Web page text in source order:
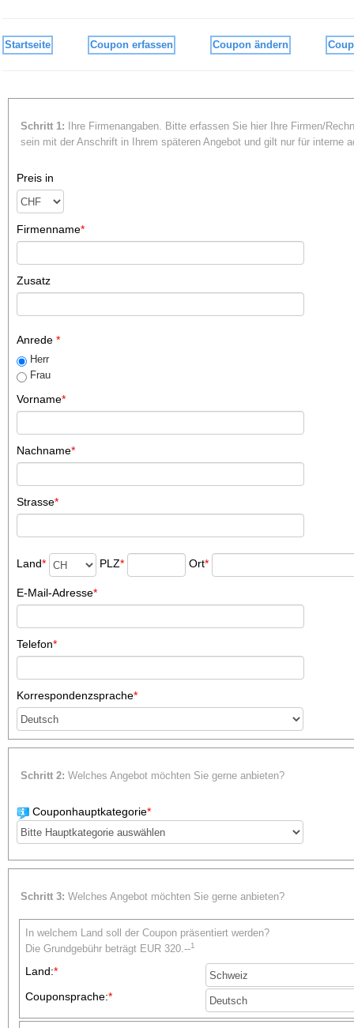
Startseite Coupon erfassen Coupon ändern
Schritt 1: Ihre Firmenangaben. Bitte erfassen Sie hier Ihre Firmen/
sein mit der Anschrift in Ihrem späteren Angebot und gilt nur für interne
Preis in
Firmenname*
Zusatz
Anrede *
Herr
Frau
Vorname*
Nachname*
Strasse*
Land* PLZ* Ort*
E-Mail-Adresse*
Telefon*
Korrespondenzsprache*
Schritt 2: Welches Angebot möchten Sie gerne anbieten?
Couponhauptkategorie*
Schritt 3: Welches Angebot möchten Sie gerne anbieten?
In welchem Land soll der Coupon präsentiert werden?
Die Grundgebühr beträgt EUR 320.--1
Land:*
Couponsprache:*